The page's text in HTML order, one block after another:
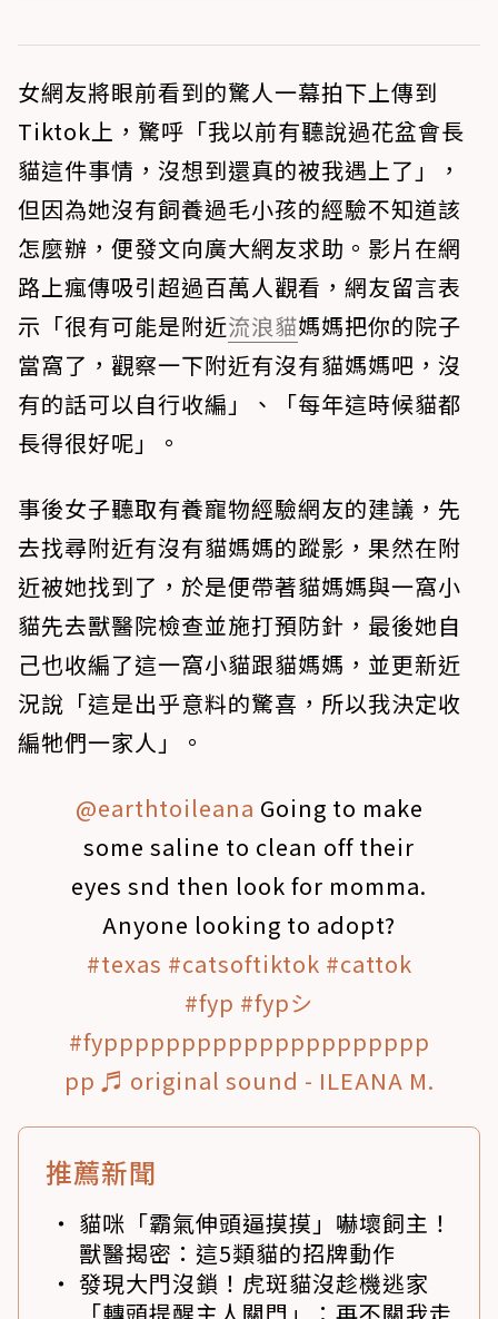
女網友將眼前看到的驚人一幕拍下上傳到
Tiktok上，驚呼「我以前有聽說過花盆會長
貓這件事情，沒想到還真的被我遇上了」，
但因為她沒有飼養過毛小孩的經驗不知道該
怎麼辦，便發文向廣大網友求助。影片在網
路上瘋傳吸引超過百萬人觀看，網友留言表
示「很有可能是附近流浪貓媽媽把你的院子
當窩了，觀察一下附近有沒有貓媽媽吧，沒
有的話可以自行收編」、「每年這時候貓都
長得很好呢」。
事後女子聽取有養寵物經驗網友的建議，先
去找尋附近有沒有貓媽媽的蹤影，果然在附
近被她找到了，於是便帶著貓媽媽與一窩小
貓先去獸醫院檢查並施打預防針，最後她自
己也收編了這一窩小貓跟貓媽媽，並更新近
況說「這是出乎意料的驚喜，所以我決定收
編牠們一家人」。
@earthtoileana Going to make
some saline to clean off their
eyes snd then look for momma.
Anyone looking to adopt?
#texas #catsoftiktok #cattok
#fyp #fypシ
#fyppppppppppppppppppppp
pp ♬ original sound - ILEANA M.
推薦新聞
貓咪「霸氣伸頭逼摸摸」嚇壞飼主！
獸醫揭密：這5類貓的招牌動作
發現大門沒鎖！虎斑貓沒趁機逃家
「轉頭提醒主人關門」：再不關我走